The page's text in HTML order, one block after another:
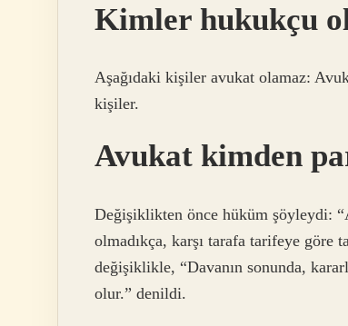
Kimler hukukçu
Aşağıdaki kişiler avukat olamaz:
kişiler.
Avukat kimden
Değişiklikten önce hüküm şöyleydi:
olmadıkça, karşı tarafa tarifeye
değişiklikle, “Davanın sonunda,
olur.” denildi.